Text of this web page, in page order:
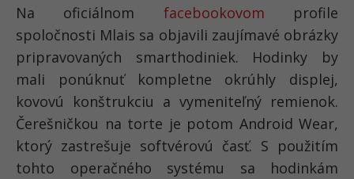
Na oficiálnom facebookovom profile
spoločnosti Mlais sa objavili zaujímavé obrázky
pripravovaných smarthodiniek. Hodinky by
mali ponúknuť kompletne okrúhly displej,
kovovú konštrukciu a vymeniteľný remienok.
Čerešničkou na torte je potom Android Wear,
ktorý zastrešuje softvérovú časť. S použitím
tohto operačného systému sa hodinkám